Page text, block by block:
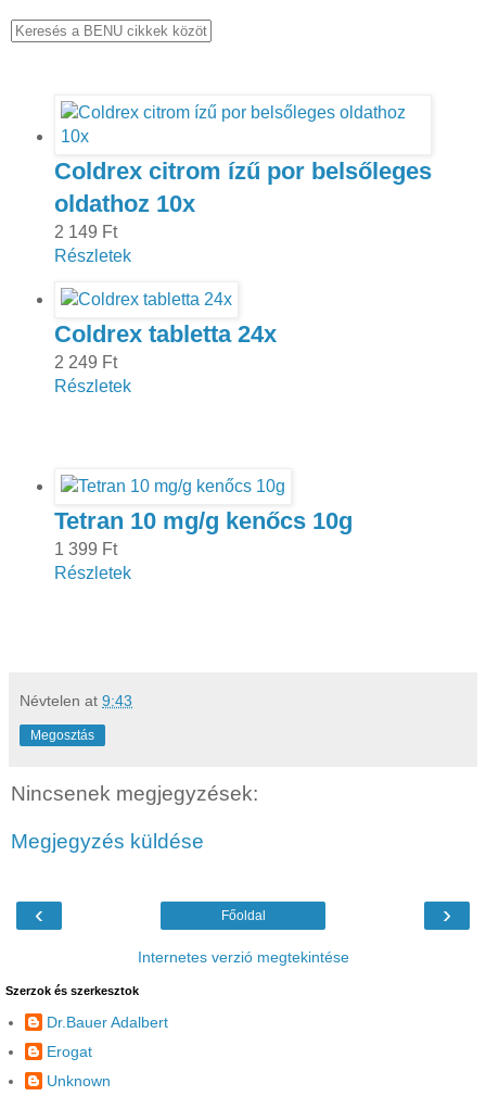
Coldrex citrom ízű por belsőleges
oldathoz 10x
2 149 Ft
Részletek
Coldrex tabletta 24x
2 249 Ft
Részletek
Tetran 10 mg/g kenőcs 10g
1 399 Ft
Részletek
Névtelen at 9:43
Megosztás
Nincsenek megjegyzések:
Megjegyzés küldése
‹ ›
Főoldal
Internetes verzió megtekintése
Szerzok és szerkesztok
Dr.Bauer Adalbert
Erogat
Unknown